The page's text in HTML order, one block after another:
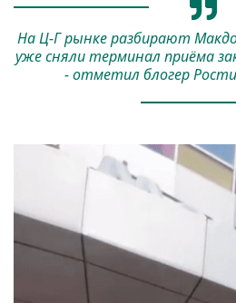
На Ц-Г рынке разбирают
уже сняли терминал приёма
- отметил блогер